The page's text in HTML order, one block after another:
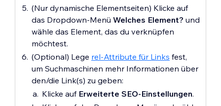
(Nur dynamische Elementseiten) Klicke auf
das Dropdown-Menü Welches Element? und
wähle das Element, das du verknüpfen
möchtest.
(Optional) Lege rel-Attribute für Links fest,
um Suchmaschinen mehr Informationen über
den/die Link(s) zu geben:
Klicke auf Erweiterte SEO-Einstellungen.